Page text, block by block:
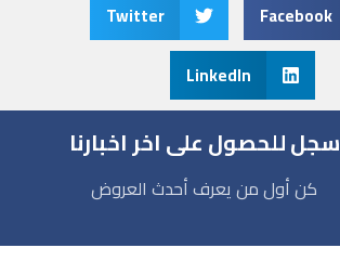
Facebook
Twitter
LinkedIn
سجل للحصول على اخر اخبارنا
كن أول من يعرف أحدث العروض